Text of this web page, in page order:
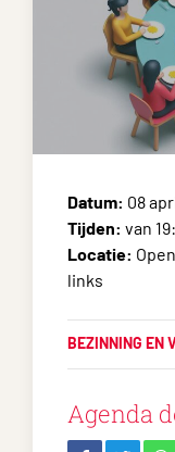
Datum: 08
Tijden: van
Locatie:
links
BEZINNING EN
Agenda